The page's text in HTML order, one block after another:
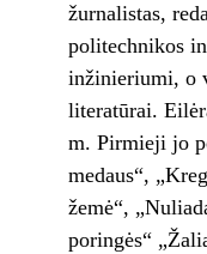
žurnalistas,
politechnikos
inžinieriumi, o
literatūrai.
m. Pirmieji jo
medaus“,
žemė“,
poringės“